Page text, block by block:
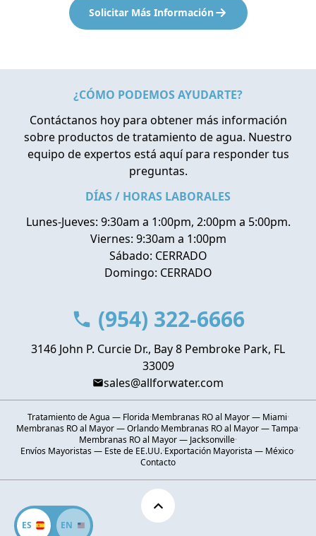
Solicitar Más Información
ES EN
¿CÓMO PODEMOS AYUDARTE?
Contáctanos hoy para obtener más información
sobre productos de tratamiento de agua. Nuestro
equipo de expertos está aquí para responder tus
preguntas.
DÍAS / HORAS LABORALES
Lunes-Jueves: 9:30am a 1:00pm, 2:00pm a 5:00pm.
Viernes: 9:30am a 1:00pm
Sábado: CERRADO
Domingo: CERRADO
(954) 322-6666
3146 John P. Curcie Dr., Bay 8 Pembroke Park, FL
33009
sales@allforwater.com
Tratamiento de Agua — Florida·Membranas RO al Mayor — Miami·
Membranas RO al Mayor — Orlando·Membranas RO al Mayor — Tampa·
Membranas RO al Mayor — Jacksonville·
Envíos Mayoristas — Este de EE.UU.·Exportación Mayorista — México·
Contacto